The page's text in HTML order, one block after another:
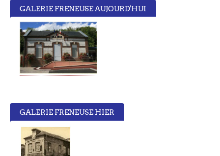
GALERIE FRENEUSE AUJOURD'HUI
GALERIE FRENEUSE HIER